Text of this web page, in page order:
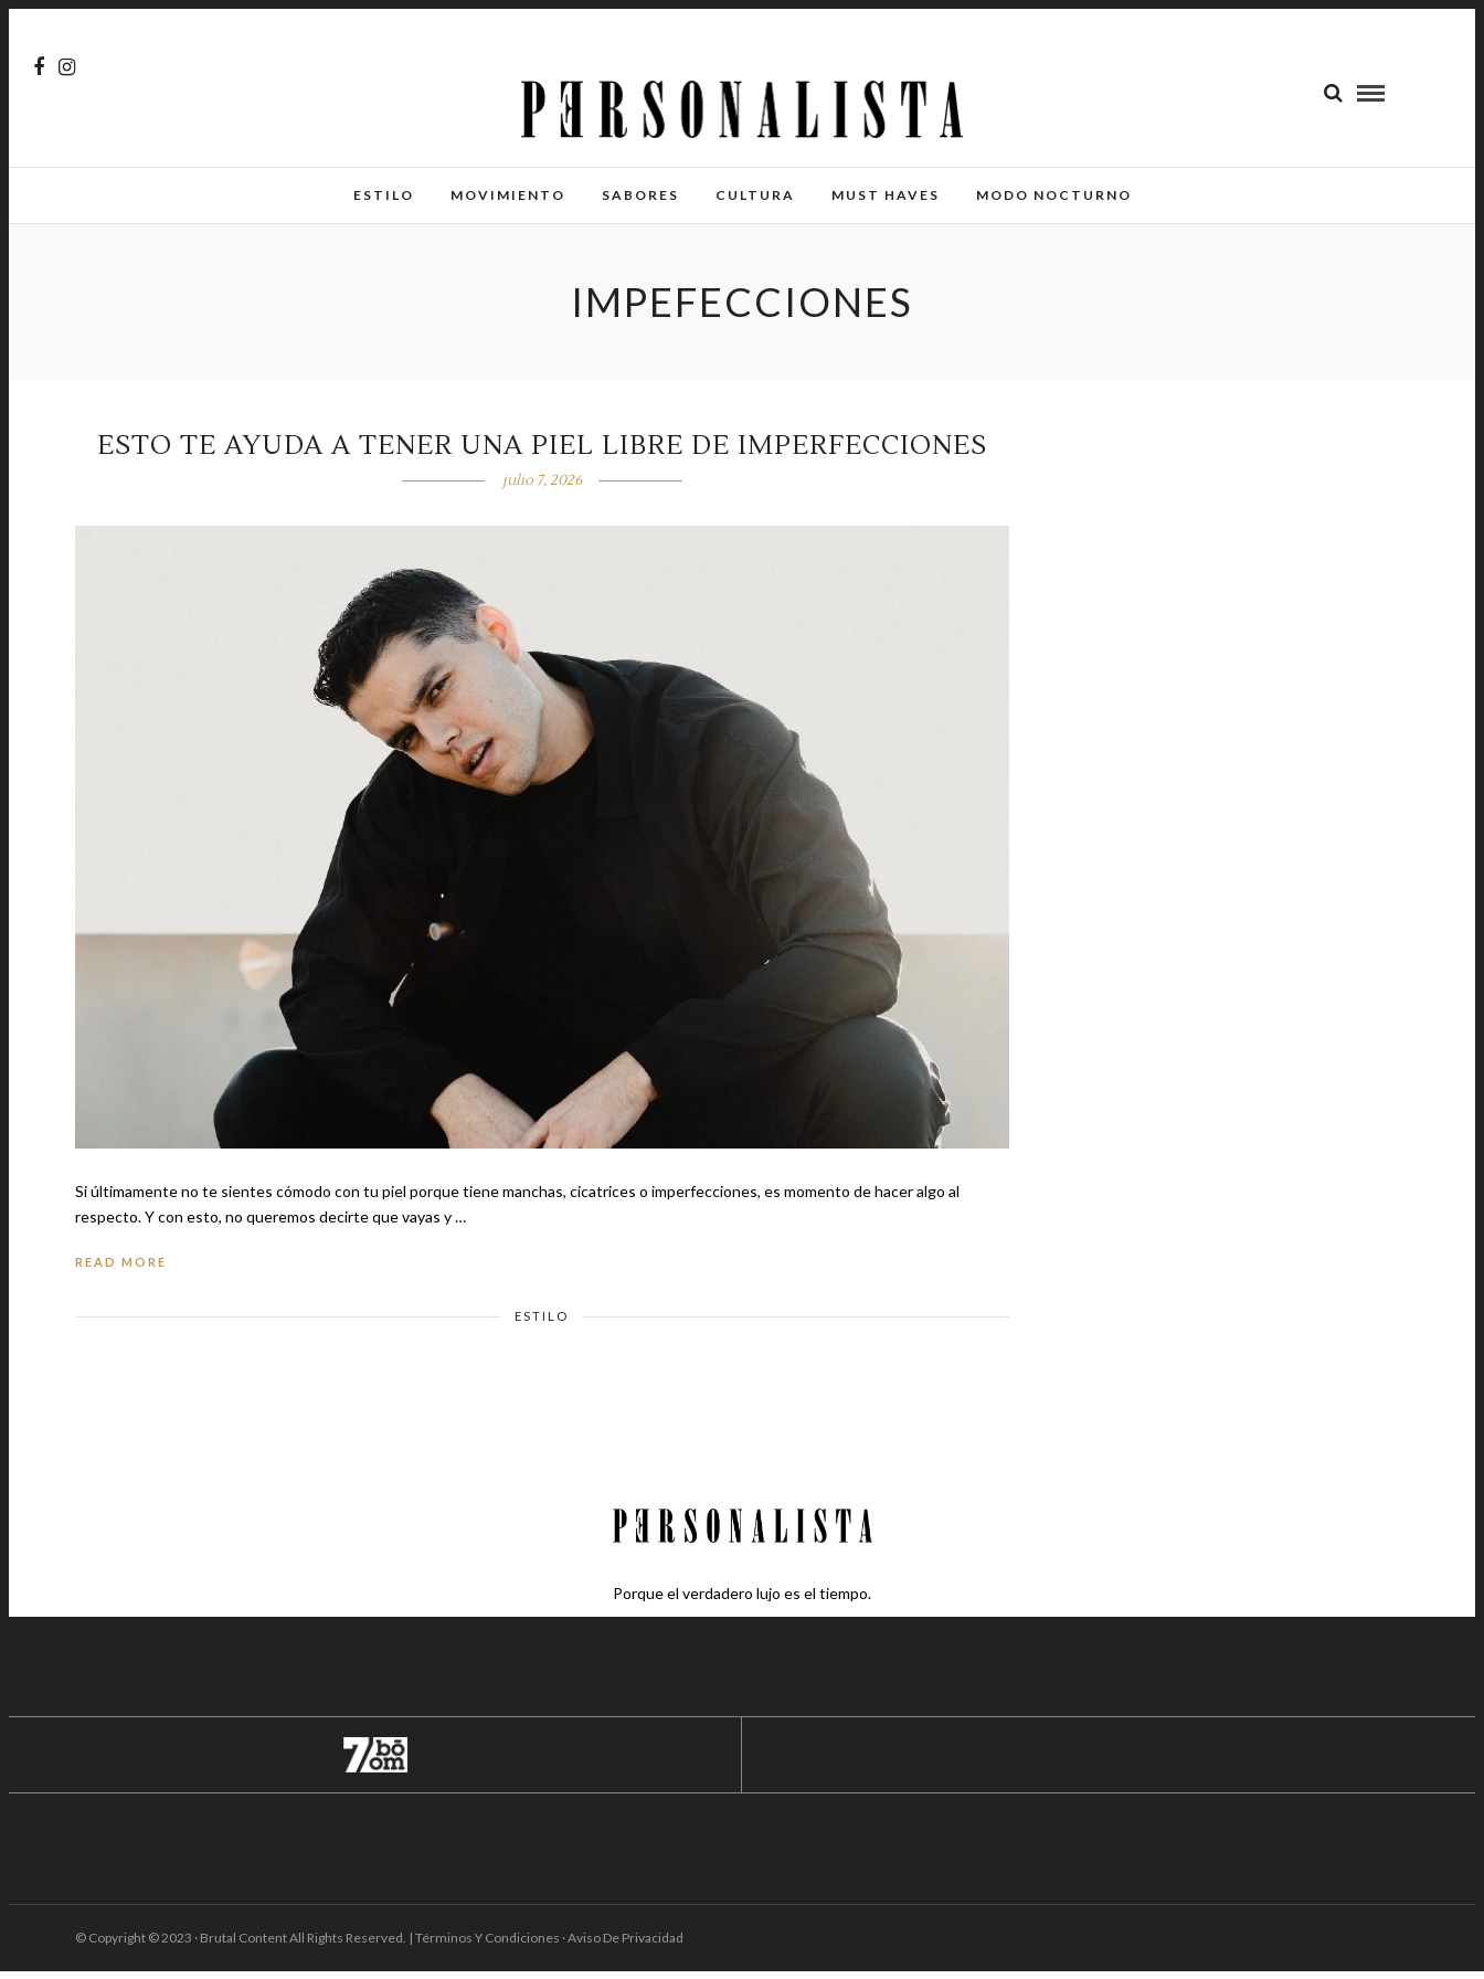
ESTILO MOVIMIENTO SABORES CULTURA MUST HAVES MODO NOCTURNO
IMPEFECCIONES
ESTO TE AYUDA A TENER UNA PIEL LIBRE DE IMPERFECCIONES
julio 7, 2026
Si últimamente no te sientes cómodo con tu piel porque tiene manchas, cicatrices o imperfecciones, es momento de hacer algo al
respecto. Y con esto, no queremos decirte que vayas y …
READ MORE
ESTILO
Porque el verdadero lujo es el tiempo.
© Copyright © 2023 · Brutal Content All Rights Reserved. | Términos Y Condiciones · Aviso De Privacidad